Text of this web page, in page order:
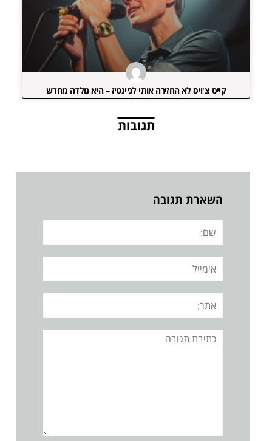
קייס צ'ויס לא החזירה אותי לניינטיז – היא נולדה מחדש
תגובות
השארת תגובה
שם:
אימייל
אתר:
תגובה